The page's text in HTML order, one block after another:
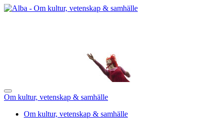
Om kultur, vetenskap & samhälle
Om kultur, vetenskap & samhälle